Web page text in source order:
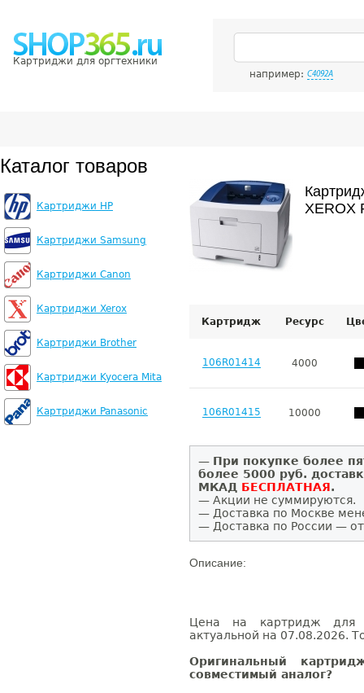
Картриджи для оргтехники
например: C4092A
Каталог товаров
Картриджи HP
Картриджи Samsung
Картриджи Canon
Картриджи Xerox
Картриджи Brother
Картриджи Kyocera Mita
Картриджи Panasonic
XEROX
Картридж Ресурс
106R01414 4000
106R01415 10000
— При покупке более
более 5000 руб.
МКАД БЕСПЛАТНАЯ.
— Акции не суммируются.
— Доставка по Москве
— Доставка по России —
Описание:
Цена на картридж для
актуальной на 07.08.2026.
Оригинальный
совместимый аналог?